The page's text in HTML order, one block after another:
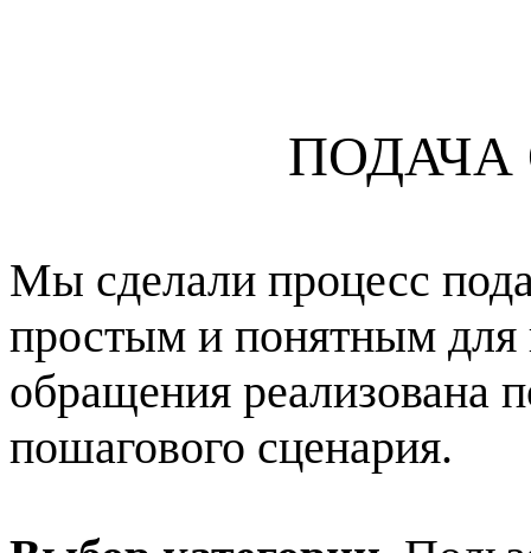
Мы сделали процесс
простым и понятным для
обращения реализована
пошагового сценария.